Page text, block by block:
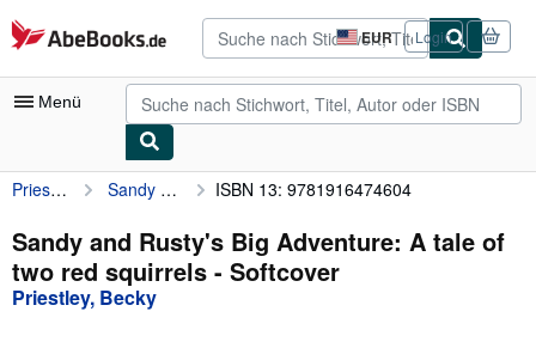
Zum Hauptinhalt
AbeBooks.de EUR
Seite
der
Einkaufseinstellungen.
Login
Menü
Nutzerkonto
Meine Bestellungen
Detailsuche
Sammlungen
Priestley, Becky Sandy and Rusty's Big Adventure: A tale of two red squirrels ISBN 13: 9781916474604
Sandy and Rusty's Big Adventure: A tale of
two red squirrels - Softcover
Priestley, Becky